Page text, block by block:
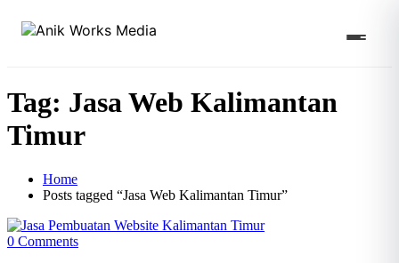
Tag: Jasa Web Kalimantan
Timur
Home
Posts tagged “Jasa Web Kalimantan Timur”
0 Comments